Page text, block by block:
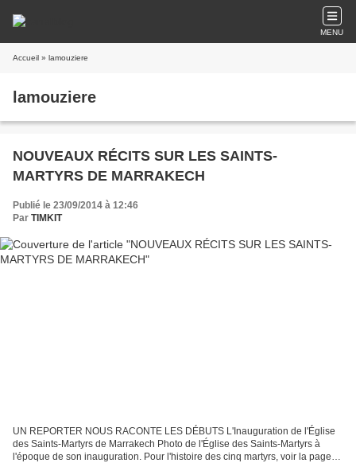
MENU
Accueil » lamouziere
lamouziere
NOUVEAUX RÉCITS SUR LES SAINTS-
MARTYRS DE MARRAKECH
Publié le 23/09/2014 à 12:46
Par TIMKIT
UN REPORTER NOUS RACONTE LES DÉBUTS L'Inauguration de l'Église
des Saints-Martyrs de Marrakech Photo de l'Église des Saints-Martyrs à
l'époque de son inauguration. Pour l'histoire des cinq martyrs, voir la page